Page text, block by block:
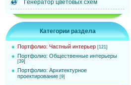
Генератор цветовых схем
Категории раздела
Портфолио: Частный интерьер [121]
Портфолио: Общественные интерьеры
[39]
Портфолио: Архитектурное
проектирование [9]